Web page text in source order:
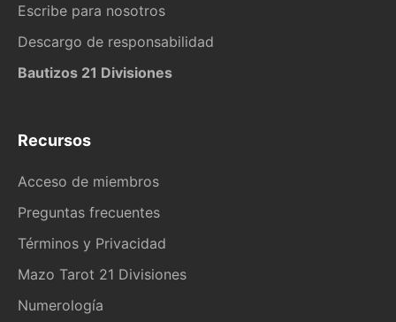
Escribe para nosotros
Descargo de responsabilidad
Bautizos 21 Divisiones
Recursos
Acceso de miembros
Preguntas frecuentes
Términos y Privacidad
Mazo Tarot 21 Divisiones
Numerología